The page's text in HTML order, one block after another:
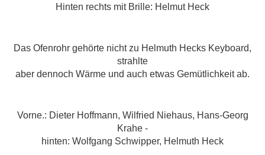
Hinten rechts mit Brille: Helmut Heck
Das Ofenrohr gehörte nicht zu Helmuth Hecks Keyboard,
strahlte
aber dennoch Wärme und auch etwas Gemütlichkeit ab.
Vorne.: Dieter Hoffmann, Wilfried Niehaus, Hans-Georg
Krahe -
hinten: Wolfgang Schwipper, Helmuth Heck